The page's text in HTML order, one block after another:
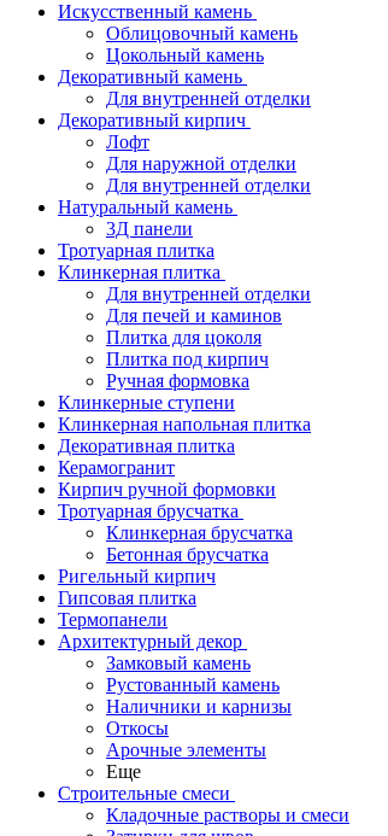
Искусственный камень
Облицовочный камень
Цокольный камень
Декоративный камень
Для внутренней отделки
Декоративный кирпич
Лофт
Для наружной отделки
Для внутренней отделки
Натуральный камень
3Д панели
Тротуарная плитка
Клинкерная плитка
Для внутренней отделки
Для печей и каминов
Плитка для цоколя
Плитка под кирпич
Ручная формовка
Клинкерные ступени
Клинкерная напольная плитка
Декоративная плитка
Керамогранит
Кирпич ручной формовки
Тротуарная брусчатка
Клинкерная брусчатка
Бетонная брусчатка
Ригельный кирпич
Гипсовая плитка
Термопанели
Архитектурный декор
Замковый камень
Рустованный камень
Наличники и карнизы
Откосы
Арочные элементы
Еще
Строительные смеси
Кладочные растворы и смеси